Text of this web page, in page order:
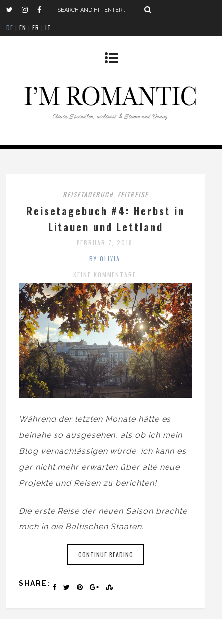
DE |EN |FR |IT
REISETAGEBUCH,ZEITREISE
Reisetagebuch #4: Herbst in
Litauen und Lettland
FEBRUAR 7, 2018
BY OLIVIA
KEINE KOMMENTARE
Während der letzten Monate hätte es
beinahe so ausgesehen, als ob ich mein
Blog vernachlässigen würde: ich kann es
gar nicht mehr erwarten über alle neue
Projekte und Reisen zu berichten!
Die erste Reise der neuen Saison brachte
mich in die Baltischen Staaten.
CONTINUE READING
SHARE: